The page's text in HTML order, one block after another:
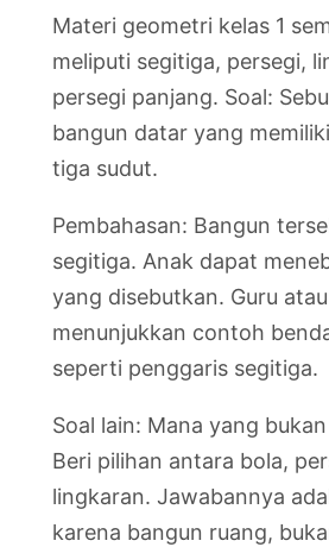
Materi geometri kelas 1
meliputi segitiga, persegi,
persegi panjang. Soal:
bangun datar yang
tiga sudut.
Pembahasan: Bangun
segitiga. Anak dapat
yang disebutkan. Guru
menunjukkan contoh
seperti penggaris segitiga.
Soal lain: Mana yang
Beri pilihan antara bola,
lingkaran. Jawabannya
karena bangun ruang,